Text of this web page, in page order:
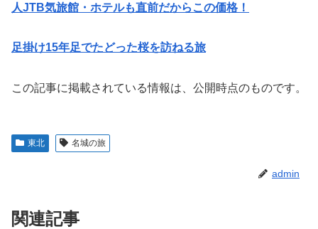
人JTB気旅館・ホテルも直前だからこの価格！
足掛け15年足でたどった桜を訪ねる旅
この記事に掲載されている情報は、公開時点のものです。
東北 名城の旅
admin
関連記事